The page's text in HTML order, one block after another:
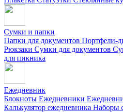
Сумки и папки
Папки для документов Портфели-
Рюкзаки Сумки для документов
для пикника
Ежедневник
Блокноты Ежедневники
Калькулятор ежедневника Наборы